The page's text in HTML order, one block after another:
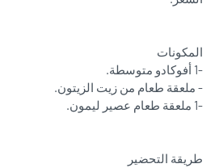
المكونات
-1 أفوكادو متوسطة.
- ملعقة طعام من زيت الزيتون.
-1 ملعقة طعام عصير ليمون.
طريقة التحضير